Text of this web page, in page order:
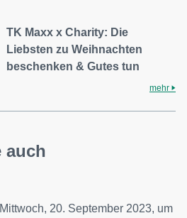
TK Maxx x Charity: Die
Liebsten zu Weihnachten
beschenken & Gutes tun
mehr
auch
20. September 2023, um